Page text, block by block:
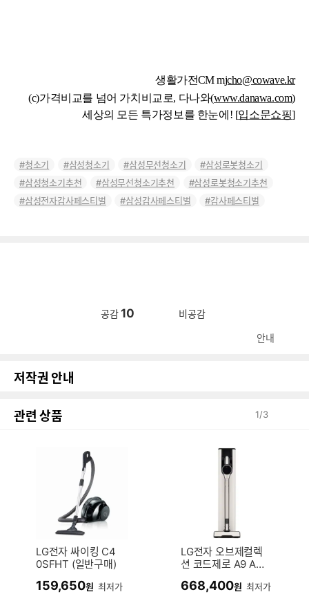
생활가전CM mjcho@cowave.kr
(c)가격비교를 넘어 가치비교로, 다나와(www.danawa.com)
세상의 모든 특가정보를 한눈에! [입소문쇼핑]
청소기 삼성청소기 삼성무선청소기
삼성로봇청소기
삼성청소기추천
삼성무선청소기추천
삼성로봇청소기추천
삼성전자감사페스티벌
삼성감사페스티벌 감사페스티벌
공감 10 비공감
안내
저작권 안내
관련 상품 1/3
LG전자 싸이킹 C4
0SFHT (일반구매)
159,650원 최저가
LG전자 오브제컬렉
션 코드제로 A9 AX
매)
668,400원 최저가